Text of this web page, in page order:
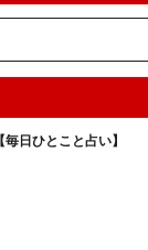
日ひとこと占い】